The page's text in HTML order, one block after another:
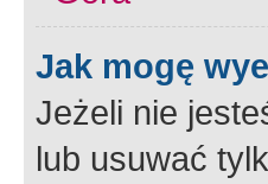
Jak mogę
Jeżeli nie
lub usuwać